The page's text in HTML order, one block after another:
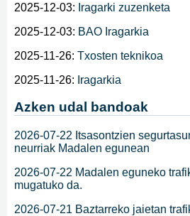
2025-12-03: Iragarki zuzenketa
2025-12-03: BAO Iragarkia
2025-11-26: Txosten teknikoa
2025-11-26: Iragarkia
Azken udal bandoak
2026-07-22 Itsasontzien
neurriak Madalen egunean
2026-07-22 Madalen eguneko
mugatuko da.
2026-07-21 Baztarreko jaietan